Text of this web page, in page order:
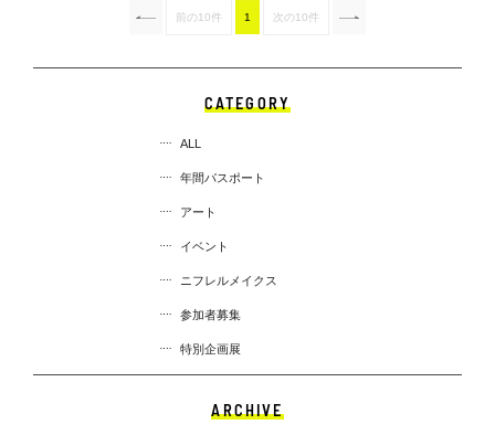
前の10件 1 次の10件
CATEGORY
ALL
年間パスポート
アート
イベント
ニフレルメイクス
参加者募集
特別企画展
ARCHIVE